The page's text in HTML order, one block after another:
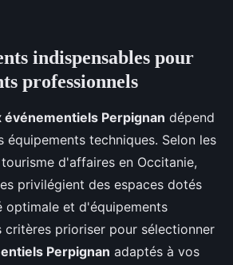
indispensables pour
professionnels
événementiels Perpignan dépend
équipements techniques. Selon les
d'affaires en Occitanie,
privilégient des espaces dotés
optimale et d'équipements
critères prioriser pour sélectionner
Perpignan adaptés à vos